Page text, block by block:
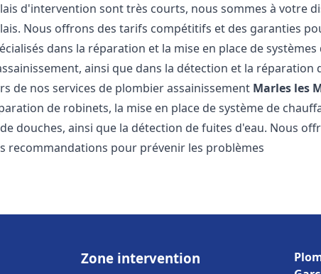
d'intervention sont très courts, nous sommes à votre
Nous offrons des tarifs compétitifs et des garanties
dans la réparation et la mise en place de
ainsi que dans la détection et la réparation
de nos services de plombier assainissement Marles les
de robinets, la mise en place de système de
douches, ainsi que la détection de fuites d'eau. Nous
recommandations pour prévenir les problèmes
Zone intervention